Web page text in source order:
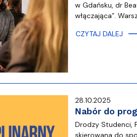
w Gdańsku, dr
włączająca”.
CZYTAJ DALEJ
28.10.2025
Nabór do
Drodzy Studenci,
skierowana do